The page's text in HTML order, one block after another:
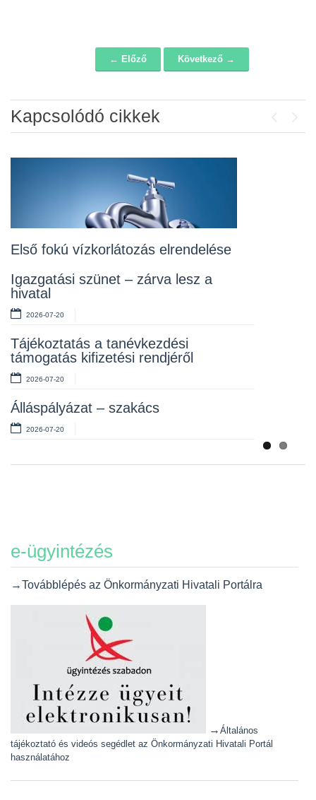
← Előző Következő →
Kapcsolódó cikkek
Első fokú vízkorlátozás elrendelése
Igazgatási szünet – zárva lesz a
hivatal
2026-07-20
Tájékoztatás a tanévkezdési
támogatás kifizetési rendjéről
2026-07-20
Álláspályázat – szakács
2026-07-20
Álláspályázat – konyhai kisegítő
Lakossági fórum az Erzsébet téri
2026-07-10
Rendelet kihirdetése
2026-07-10
Álláspályázat – takarító
2026-07-06
e-ügyintézés
→Továbblépés az Önkormányzati Hivatali Portálra
→ Általános
tájékoztató és videós segédlet az Önkormányzati Hivatali Portál
használatához